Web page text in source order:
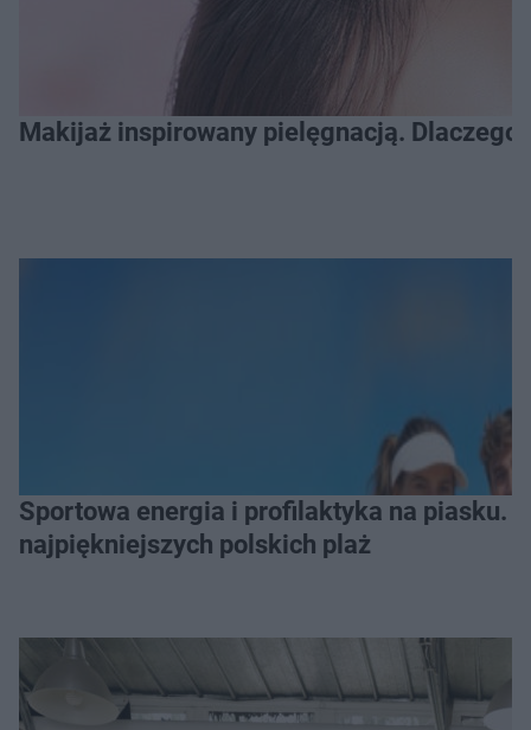
Makijaż inspirowany pielęgnacją.
Sportowa energia i profilaktyka na piasku. Baltic Tour Medicover Sport odwiedzi 10
najpiękniejszych polskich plaż